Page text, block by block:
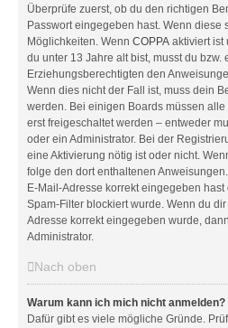
Überprüfe zuerst, ob du den richtigen
Passwort eingegeben hast. Wenn diese
Möglichkeiten. Wenn COPPA aktiviert ist
du unter 13 Jahre alt bist, musst du
Erziehungsberechtigten den
Wenn dies nicht der Fall ist, muss dein
werden. Bei einigen Boards müssen
erst freigeschaltet werden – entweder
oder ein Administrator. Bei der
eine Aktivierung nötig ist oder nicht.
folge den dort enthaltenen
E-Mail-Adresse korrekt eingegeben
Spam-Filter blockiert wurde. Wenn du
Adresse korrekt eingegeben wurde,
Administrator.
Nach oben
Warum kann ich mich nicht anmelden?
Dafür gibt es viele mögliche Gründe.